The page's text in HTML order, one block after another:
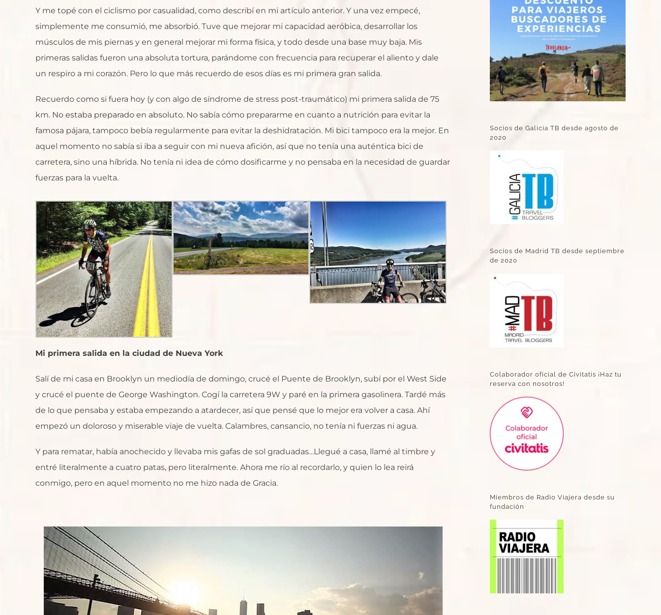
Y me topé con el ciclismo por casualidad, como describí en mi artículo anterior. Y una vez empecé,
simplemente me consumió, me absorbió. Tuve que mejorar mi capacidad aeróbica, desarrollar los
músculos de mis piernas y en general mejorar mi forma física, y todo desde una base muy baja. Mis
primeras salidas fueron una absoluta tortura, parándome con frecuencia para recuperar el aliento y dale
un respiro a mi corazón. Pero lo que más recuerdo de esos días es mi primera gran salida.
Recuerdo como si fuera hoy (y con algo de síndrome de stress post-traumático) mi primera salida de 75
km. No estaba preparado en absoluto. No sabía cómo prepararme en cuanto a nutrición para evitar la
famosa pájara, tampoco bebía regularmente para evitar la deshidratación. Mi bici tampoco era la mejor. En
aquel momento no sabía si iba a seguir con mi nueva afición, así que no tenía una auténtica bici de
carretera, sino una híbrida. No tenía ni idea de cómo dosificarme y no pensaba en la necesidad de guardar
fuerzas para la vuelta.
Mi primera salida en la ciudad de Nueva York
Salí de mi casa en Brooklyn un mediodía de domingo, crucé el Puente de Brooklyn, subí por el West Side
y crucé el puente de George Washington. Cogí la carretera 9W y paré en la primera gasolinera. Tardé más
de lo que pensaba y estaba empezando a atardecer, así que pensé que lo mejor era volver a casa. Ahí
empezó un doloroso y miserable viaje de vuelta. Calambres, cansancio, no tenía ni fuerzas ni agua.
Y para rematar, había anochecido y llevaba mis gafas de sol graduadas…Llegué a casa, llamé al timbre y
entré literalmente a cuatro patas, pero literalmente. Ahora me río al recordarlo, y quien lo lea reirá
conmigo, pero en aquel momento no me hizo nada de Gracia.
Socios de Galicia TB desde agosto de
2020
Socios de Madrid TB desde septiembre
de 2020
Colaborador oficial de Civitatis ¡Haz tu
reserva con nosotros!
Miembros de Radio Viajera desde su
fundación